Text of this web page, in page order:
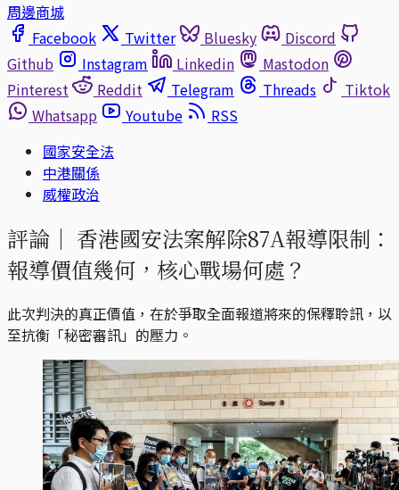
周邊商城
Facebook
Twitter Bluesky
Discord
Github
Instagram Linkedin
Mastodon
Pinterest
Reddit Telegram Threads
Tiktok
Whatsapp
Youtube
RSS
國家安全法
中港關係
威權政治
評論｜ 香港國安法案解除87A報導限制：
報導價值幾何，核心戰場何處？
此次判決的真正價值，在於爭取全面報道將來的保釋聆訊，以
至抗衡「秘密審訊」的壓力。